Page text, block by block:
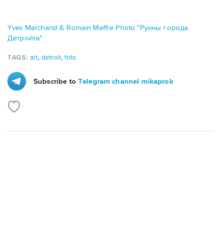
Yves Marchand & Romain Meffre Photo "Руины города
Детройта"
TAGS:art,detroit,foto
Subscribe to Telegram channel mikaprok